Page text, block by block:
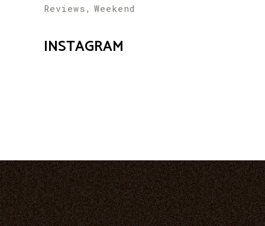
Reviews
Weekend
INSTAGRAM